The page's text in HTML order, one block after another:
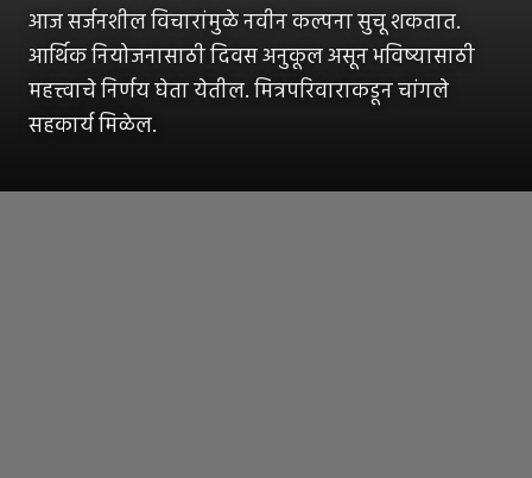
आज सर्जनशील विचारांमुळे नवीन कल्पना सुचू शकतात.
आर्थिक नियोजनासाठी दिवस अनुकूल असून भविष्यासाठी
महत्त्वाचे निर्णय घेता येतील. मित्रपरिवाराकडून चांगले
सहकार्य मिळेल.